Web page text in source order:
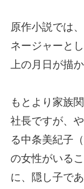
原作小説では
ネージャーと
上の月日が描
もとより家族
社長ですが、
る中条美紀子
の女性がいる
に、隠し子で